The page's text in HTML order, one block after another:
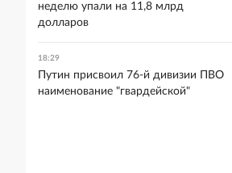
неделю упали на 11,8 млрд
долларов
18:29
Путин присвоил 76-й дивизии ПВО
наименование "гвардейской"